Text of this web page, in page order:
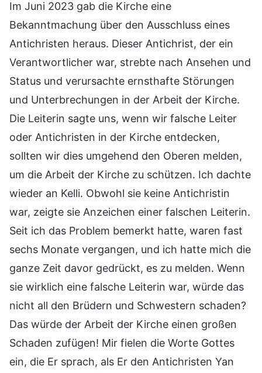
Im Juni 2023 gab die Kirche eine
Bekanntmachung über den Ausschluss eines
Antichristen heraus. Dieser Antichrist, der ein
Verantwortlicher war, strebte nach Ansehen und
Status und verursachte ernsthafte Störungen
und Unterbrechungen in der Arbeit der Kirche.
Die Leiterin sagte uns, wenn wir falsche Leiter
oder Antichristen in der Kirche entdecken,
sollten wir dies umgehend den Oberen melden,
um die Arbeit der Kirche zu schützen. Ich dachte
wieder an Kelli. Obwohl sie keine Antichristin
war, zeigte sie Anzeichen einer falschen Leiterin.
Seit ich das Problem bemerkt hatte, waren fast
sechs Monate vergangen, und ich hatte mich die
ganze Zeit davor gedrückt, es zu melden. Wenn
sie wirklich eine falsche Leiterin war, würde das
nicht all den Brüdern und Schwestern schaden?
Das würde der Arbeit der Kirche einen großen
Schaden zufügen! Mir fielen die Worte Gottes
ein, die Er sprach, als Er den Antichristen Yan